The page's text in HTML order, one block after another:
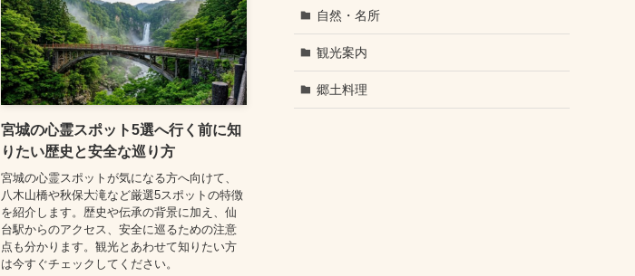
宮城の心霊スポット5選へ行く前に知
りたい歴史と安全な巡り方
宮城の心霊スポットが気になる方へ向けて、
八木山橋や秋保大滝など厳選5スポットの特徴
を紹介します。歴史や伝承の背景に加え、仙
台駅からのアクセス、安全に巡るための注意
点も分かります。観光とあわせて知りたい方
は今すぐチェックしてください。
自然・名所
観光案内
郷土料理